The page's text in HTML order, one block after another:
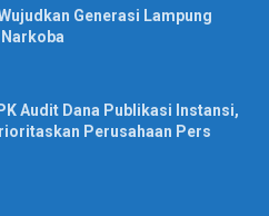
Generasi Lampung
Audit Dana Publikasi Instansi,
Perusahaan Pers